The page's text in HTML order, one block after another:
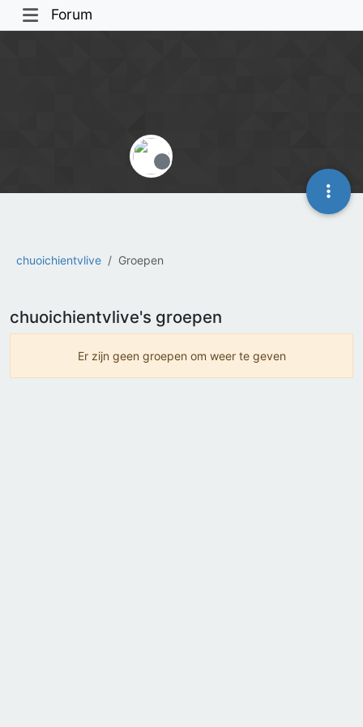
Forum
chuoichientvlive Groepen
Offline
chuoichientvlive's groepen
Er zijn geen groepen om weer te geven